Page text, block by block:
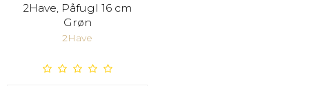
2Have, Påfugl 16 cm
Grøn
2Have